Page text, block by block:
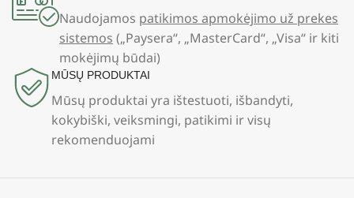
Naudojamos patikimos apmokėjimo už prekes
sistemos („Paysera“, „MasterCard“, „Visa“ ir kiti
mokėjimų būdai)
MŪSŲ PRODUKTAI
Mūsų produktai yra ištestuoti, išbandyti,
kokybiški, veiksmingi, patikimi ir visų
rekomenduojami